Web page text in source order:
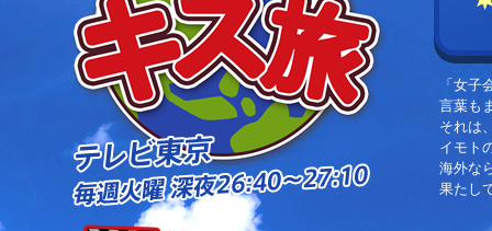
「女
言葉も
それは
イモト
海外な
果たし